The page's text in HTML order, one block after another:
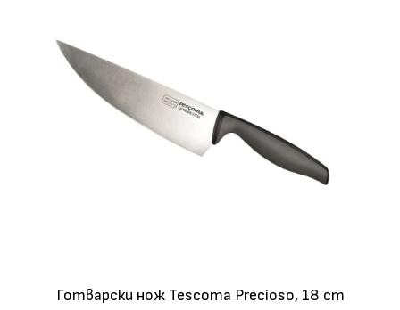
Готварски нож Tescoma Precioso, 18 cm